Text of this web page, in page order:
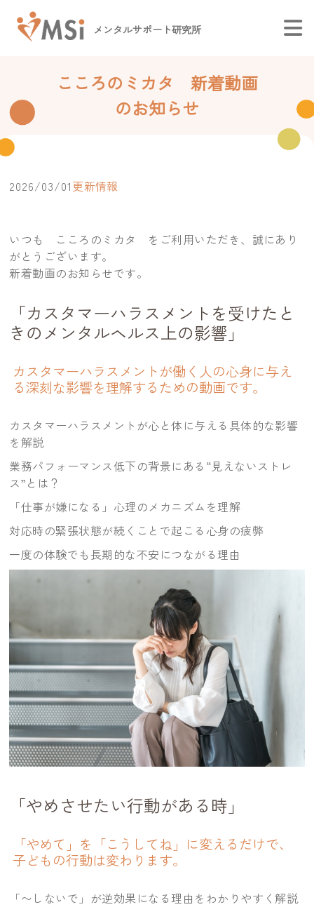
メンタルサポート研究所
こころのミカタ 新着動画
のお知らせ
2026/03/01更新情報
いつも こころのミカタ をご利用いただき、誠にあり
がとうございます。
新着動画のお知らせです。
「カスタマーハラスメントを受けたと
きのメンタルヘルス上の影響」
カスタマーハラスメントが働く人の心身に与え
る深刻な影響を理解するための動画です。
カスタマーハラスメントが心と体に与える具体的な影響
を解説
業務パフォーマンス低下の背景にある“見えないストレ
ス”とは？
「仕事が嫌になる」心理のメカニズムを理解
対応時の緊張状態が続くことで起こる心身の疲弊
一度の体験でも長期的な不安につながる理由
「やめさせたい行動がある時」
「やめて」を「こうしてね」に変えるだけで、
子どもの行動は変わります。
「〜しないで」が逆効果になる理由をわかりやすく解説